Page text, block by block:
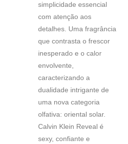
simplicidade essencial
com atenção aos
detalhes. Uma fragrância
que contrasta o frescor
inesperado e o calor
envolvente,
caracterizando a
dualidade intrigante de
uma nova categoria
olfativa: oriental solar.
Calvin Klein Reveal é
sexy, confiante e